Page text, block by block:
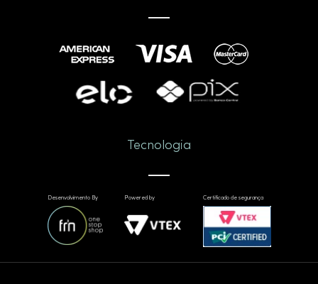
Tecnologia
Desenvolvimento By Powered by Certificado de segurança